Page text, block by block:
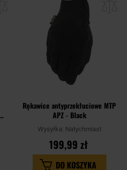
Rękawice antyprzekłuciowe MTP
APZ - Black
Wysyłka: Natychmiast
199,99 zł
DO KOSZYKA